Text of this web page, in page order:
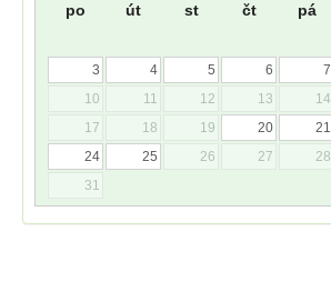
po út st čt pá
3
4 5 6 7
10
11 12 13 14
17
18 19 20 21
24
25 26 27 28
31